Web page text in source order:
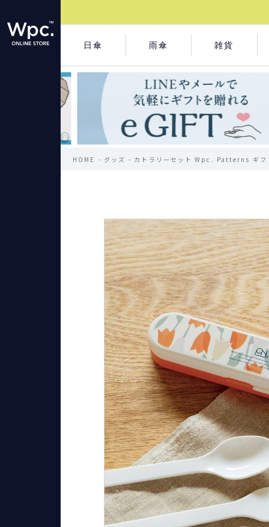
日傘 雨傘 雑貨
HOME グッズ カトラリーセット Wpc. Patterns ギフ